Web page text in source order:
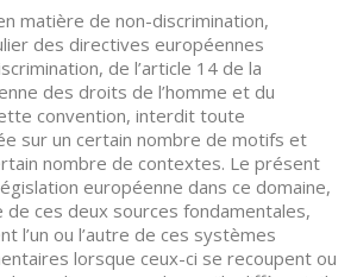
matière de non-discrimination,
des directives européennes
de l’article 14 de la
des droits de l’homme et du
convention, interdit toute
sur un certain nombre de motifs et
nombre de contextes. Le présent
européenne dans ce domaine,
de ces deux sources fondamentales,
l’un ou l’autre de ces systèmes
lorsque ceux-ci se recoupent ou